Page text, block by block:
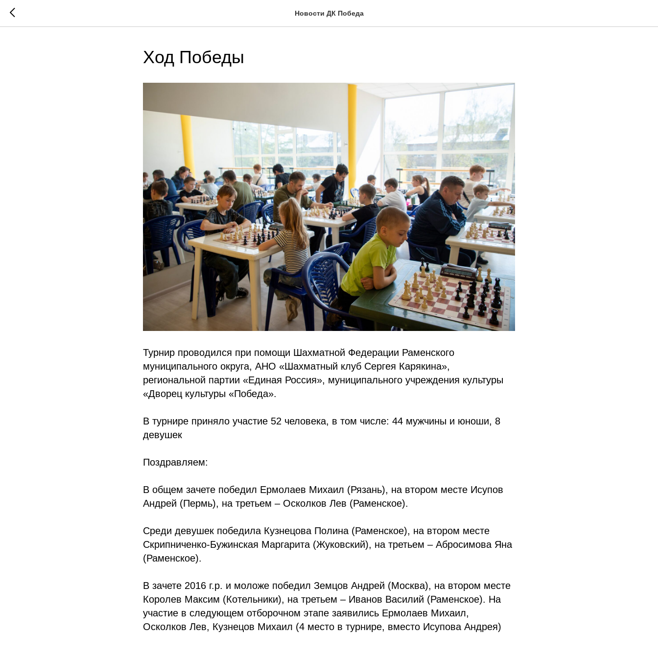
Новости ДК Победа
Ход Победы
Турнир проводился при помощи Шахматной Федерации Раменского
муниципального округа, АНО «Шахматный клуб Сергея Карякина»,
региональной партии «Единая Россия», муниципального учреждения культуры
«Дворец культуры «Победа».
В турнире приняло участие 52 человека, в том числе: 44 мужчины и юноши, 8
девушек
Поздравляем:
В общем зачете победил Ермолаев Михаил (Рязань), на втором месте Исупов
Андрей (Пермь), на третьем – Осколков Лев (Раменское).
Среди девушек победила Кузнецова Полина (Раменское), на втором месте
Скрипниченко-Бужинская Маргарита (Жуковский), на третьем – Абросимова Яна
(Раменское).
В зачете 2016 г.р. и моложе победил Земцов Андрей (Москва), на втором месте
Королев Максим (Котельники), на третьем – Иванов Василий (Раменское). На
участие в следующем отборочном этапе заявились Ермолаев Михаил,
Осколков Лев, Кузнецов Михаил (4 место в турнире, вместо Исупова Андрея)